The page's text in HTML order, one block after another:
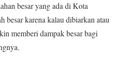
besar yang ada di Kota
besar karena kalau dibiarkan atau
memberi dampak besar bagi